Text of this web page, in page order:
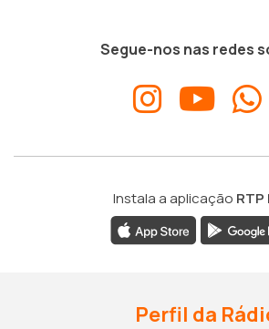
Segue-nos nas redes
Instala a aplicação RTP
Perfil da